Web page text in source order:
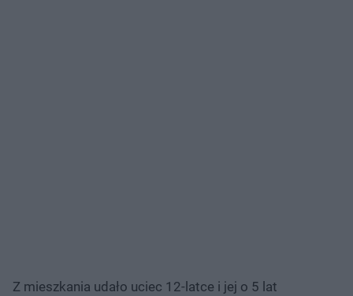
Z mieszkania udało uciec 12-latce i jej o 5 lat